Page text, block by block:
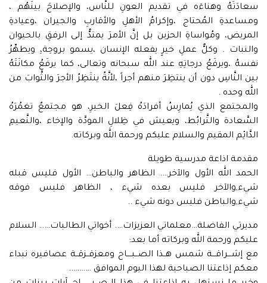
سعادَتَهُ وهناءَه في تقديم العونِ للنَّاس، والإصلاحَ بينَهُم ،
ومساعدةِ المُحتاج ،وإكرامُ الأهلِ والأقاربِ والجيران ،وعيادةِ
المريض، ومُواساةِ الحزين بل إنَّ الأمرَ يمتدُّ إلى الرفقِ بالحيوان
والنبات . وكلُّ عملِ خيرٍ يفعله الإنسان ،يسمو بروحِة،ِ ويطهِّرُ
نفسهُ ،ويرفَعُ درجاتِهِ عند الله سبحانه وتعالى، كما يرفَعُ مكانَتَهُ
بين النَّاسِ دون أن ينتظِرَ منهم أجراً ،لأنَّةُ ينتَظِرُ الأجرَ والثَّوابَ من
الله وحده .
والمجتمع الذي يُمارِسُ أفرادَهُ فِعلَ الخيرِ، هو مجتمعٌ تغمُرَهُ
السَّعادة والتَّرابُط، ويعيش في ظِلالِ المودَّة والإخاء ،والنَّعيمِ
الدَّائِم المقيم والسلام عليكم ورحمة الله وبركاته.
مقدمة اذاعة مدرسية طويلة
الحمد الله الأول والآخر…. الظاهر والباطن… الأول فليس قبله
شيء,والآخر فليس بعده شيء ، الظاهر فليس فوقه
شيء,والباطن فليس دونه شيء ..
مديرتي الفاضلة…معلماتي العزيزات…. أخواتي الطالبات….. السلام
عليكم ورحمة الله وبركاته أما بعد:
مع إشـــراقـــة شمس هــذا الصــبــــاح ومعزقــزقــة عصافيره نبداء
معكم إذاعتنا الصباحية لهذا اليوم الموافق ………..